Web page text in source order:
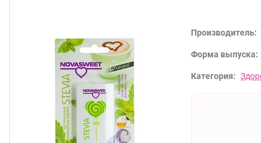
Производитель:
Форма выпуска:
Категория: